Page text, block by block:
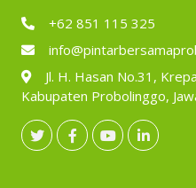
+62 851 115 325
Jl. H. Hasan No.31,
Kabupaten Probolinggo,